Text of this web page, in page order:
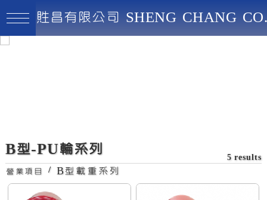
B型-PU輪系列
5 results
營業項目 / B型載重系列
貹昌有限公司 SHENG CHANG